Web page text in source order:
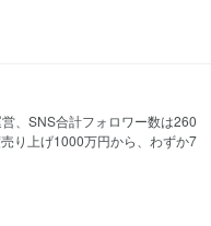
、SNS合計フォロワー数は260
り上げ1000万円から、わずか7